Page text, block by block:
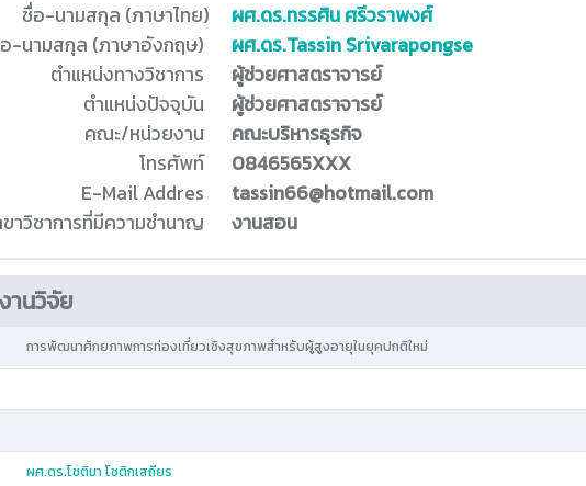
ชื่อ-นามสกุล (ภาษาไทย)
ผศ.ดร.ทรรศิน ศรีวราพงศ์
-นามสกุล (ภาษาอังกฤษ)
ผศ.ดร.Tassin Srivarapongse
ตำแหน่งทางวิชาการ
ผู้ช่วยศาสตราจารย์
ตำแหน่งปัจจุบัน
ผู้ช่วยศาสตราจารย์
คณะ/หน่วยงาน
คณะบริหารธุรกิจ
โทรศัพท์
0846565XXX
E-Mail Addres
tassin66@hotmail.com
าวิชาการที่มีความชำนาญ
งานสอน
านวิจัย
การพัฒนาศักยภาพการท่องเที่ยวเชิงสุขภาพสำหรับผู้สูงอายุในยุคปกติใหม่
ผศ.ดร.โชติมา โชติกเสถียร